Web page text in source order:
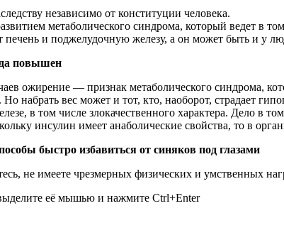
независимо от конституции человека.
метаболического синдрома, который ведет
печень и поджелудочную железу, а он может быть и у
повышен
ожирение — признак метаболического синдрома,
Но набрать вес может и тот, кто, наоборот, страдает
в том числе злокачественного характера. Дело в
инсулин имеет анаболические свойства, то в
быстро избавиться от синяков под глазами
не имеете чрезмерных физических и умственных
её мышью и нажмите Ctrl+Enter